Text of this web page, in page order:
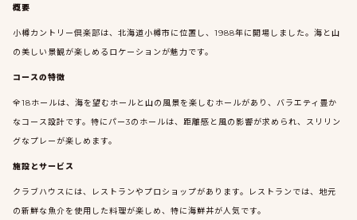
概要
小樽カントリー倶楽部は、北海道小樽市に位置し、1988年に開場しました。海と山
の美しい景観が楽しめるロケーションが魅力です。
コースの特徴
全18ホールは、海を望むホールと山の風景を楽しむホールがあり、バラエティ豊か
なコース設計です。特にパー3のホールは、距離感と風の影響が求められ、スリリン
グなプレーが楽しめます。
施設とサービス
クラブハウスには、レストランやプロショップがあります。レストランでは、地元
の新鮮な魚介を使用した料理が楽しめ、特に海鮮丼が人気です。